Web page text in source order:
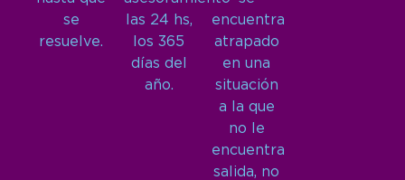
se
resuelve.
las 24 hs,
los 365
días del
año.
encuentra
atrapado
en una
situación
a la que
no le
encuentra
salida, no